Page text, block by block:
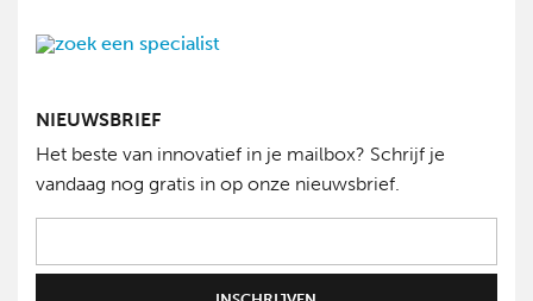
NIEUWSBRIEF
Het beste van innovatief in je mailbox? Schrijf je
vandaag nog gratis in op onze nieuwsbrief.